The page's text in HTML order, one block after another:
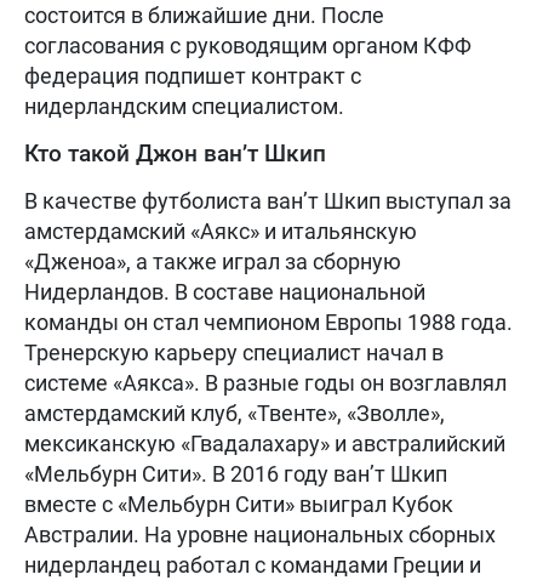
состоится в ближайшие дни. После
согласования с руководящим органом КФФ
федерация подпишет контракт с
нидерландским специалистом.
Кто такой Джон ван’т Шкип
В качестве футболиста ван’т Шкип выступал за
амстердамский «Аякс» и итальянскую
«Дженоа», а также играл за сборную
Нидерландов. В составе национальной
команды он стал чемпионом Европы 1988 года.
Тренерскую карьеру специалист начал в
системе «Аякса». В разные годы он возглавлял
амстердамский клуб, «Твенте», «Зволле»,
мексиканскую «Гвадалахару» и австралийский
«Мельбурн Сити». В 2016 году ван’т Шкип
вместе с «Мельбурн Сити» выиграл Кубок
Австралии. На уровне национальных сборных
нидерландец работал с командами Греции и